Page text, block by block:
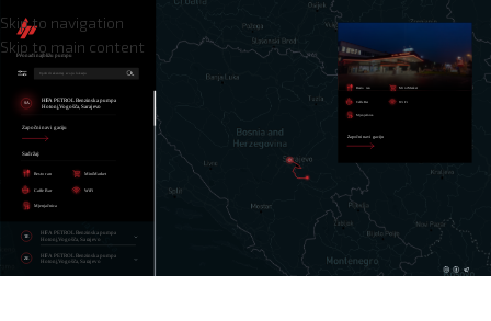
Skip to navigation
Skip to main content